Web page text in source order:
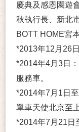
慶典及感恩園遊
秋執行長、新北
BOTT HOME宮
*2013年12月26
*2014年4月3日
服務車。
*2014年7月1日
單車天使北京至
*2014年7月21日